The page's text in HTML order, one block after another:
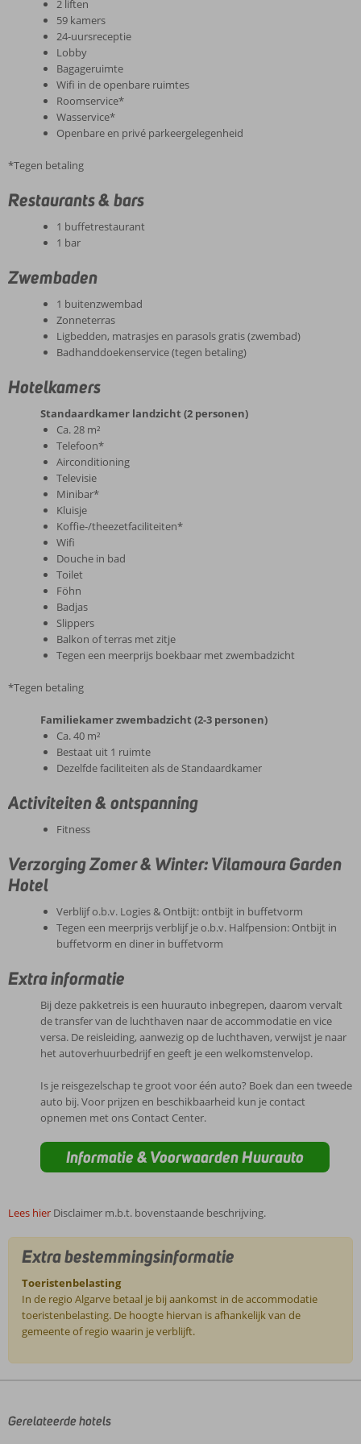
2 liften
59 kamers
24-uursreceptie
Lobby
Bagageruimte
Wifi in de openbare ruimtes
Roomservice*
Wasservice*
Openbare en privé parkeergelegenheid
*Tegen betaling
Restaurants & bars
1 buffetrestaurant
1 bar
Zwembaden
1 buitenzwembad
Zonneterras
Ligbedden, matrasjes en parasols gratis (zwembad)
Badhanddoekenservice (tegen betaling)
Hotelkamers
Standaardkamer landzicht (2 personen)
Ca. 28 m²
Telefoon*
Airconditioning
Televisie
Minibar*
Kluisje
Koffie-/theezetfaciliteiten*
Wifi
Douche in bad
Toilet
Föhn
Badjas
Slippers
Balkon of terras met zitje
Tegen een meerprijs boekbaar met zwembadzicht
*Tegen betaling
Familiekamer zwembadzicht (2-3 personen)
Ca. 40 m²
Bestaat uit 1 ruimte
Dezelfde faciliteiten als de Standaardkamer
Activiteiten & ontspanning
Fitness
Verzorging Zomer & Winter: Vilamoura Garden
Hotel
Verblijf o.b.v. Logies & Ontbijt: ontbijt in buffetvorm
Tegen een meerprijs verblijf je o.b.v. Halfpension: Ontbijt in
buffetvorm en diner in buffetvorm
Extra informatie
Bij deze pakketreis is een huurauto inbegrepen, daarom vervalt
de transfer van de luchthaven naar de accommodatie en vice
versa. De reisleiding, aanwezig op de luchthaven, verwijst je naar
het autoverhuurbedrijf en geeft je een welkomstenvelop.
Is je reisgezelschap te groot voor één auto? Boek dan een tweede
auto bij. Voor prijzen en beschikbaarheid kun je contact
opnemen met ons Contact Center.
Informatie & Voorwaarden Huurauto
Lees hier Disclaimer m.b.t. bovenstaande beschrijving.
Extra bestemmingsinformatie
Toeristenbelasting
In de regio Algarve betaal je bij aankomst in de accommodatie
toeristenbelasting. De hoogte hiervan is afhankelijk van de
gemeente of regio waarin je verblijft.
door
Gerelateerde hotels